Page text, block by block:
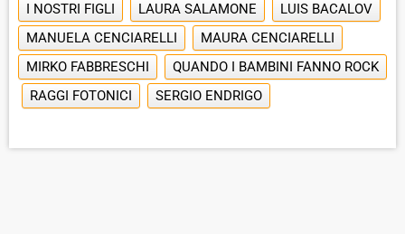
I NOSTRI FIGLI
LAURA SALAMONE
LUIS BACALOV
MANUELA CENCIARELLI
MAURA CENCIARELLI
MIRKO FABBRESCHI
QUANDO I BAMBINI FANNO ROCK
RAGGI FOTONICI
SERGIO ENDRIGO